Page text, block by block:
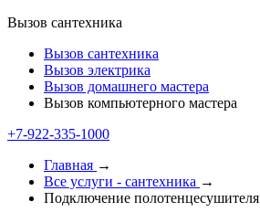
Вызов сантехника
Вызов сантехника
Вызов электрика
Вызов домашнего мастера
Вызов компьютерного мастера
+7-922-335-1000
Главная →
Все услуги - cантехника →
Подключение полотенцесушителя